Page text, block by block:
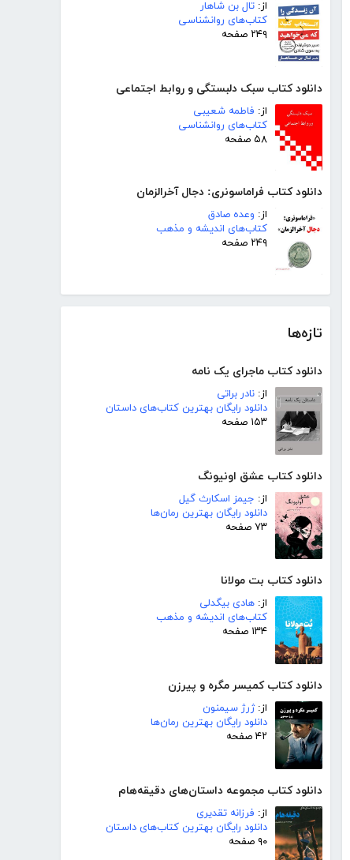
از: تال بن شاهار
کتاب‌های روانشناسی
۲۴۹ صفحه
دانلود کتاب سبک دلبستگی و روابط اجتماعی
از: فاطمه شعیبی
کتاب‌های روانشناسی
۵۸ صفحه
دانلود کتاب فراماسونری: دجال آخرالزمان
از: وعده صادق
کتاب‌های اندیشه و مذهب
۲۴۹ صفحه
تازه‌ها
دانلود کتاب ماجرای یک نامه
از: نادر براتی
دانلود رایگان بهترین کتاب‌های داستان
۱۵۳ صفحه
دانلود کتاب عشق اونیونگ
از: جیمز اسکارث گیل
دانلود رایگان بهترین رمان‌ها
۷۳ صفحه
دانلود کتاب بت مولانا
از: هادی بیگدلی
کتاب‌های اندیشه و مذهب
۱۳۴ صفحه
دانلود کتاب کمیسر مگره و پیرزن
از:ژرژ سیمنون
دانلود رایگان بهترین رمان‌ها
۴۲ صفحه
دانلود کتاب مجموعه داستان‌های دقیقه‌هام
از: فرزانه تقدیری
دانلود رایگان بهترین کتاب‌های داستان
۹۰ صفحه